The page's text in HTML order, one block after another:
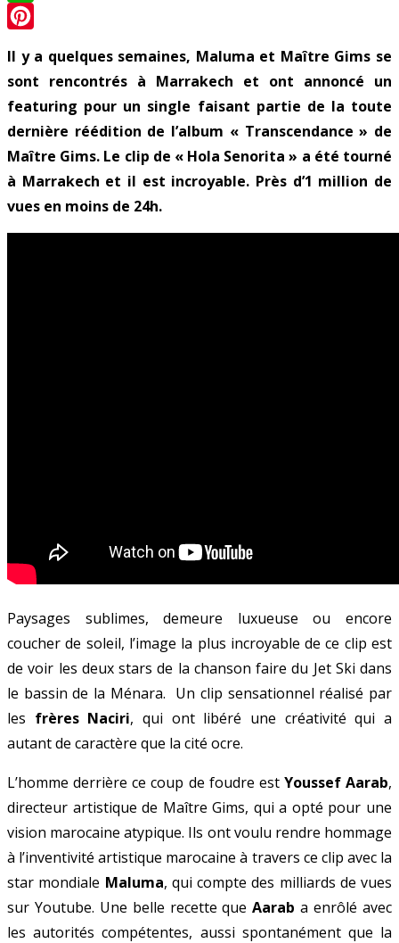
WhatsApp
Il y a quelques semaines, Maluma et Maître Gims se
sont rencontrés à Marrakech et ont annoncé un
featuring pour un single faisant partie de la toute
dernière réédition de l’album « Transcendance » de
Maître Gims. Le clip de « Hola Senorita » a été tourné
à Marrakech et il est incroyable. Près d’1 million de
vues en moins de 24h.
Paysages sublimes, demeure luxueuse ou encore
coucher de soleil, l’image la plus incroyable de ce clip est
de voir les deux stars de la chanson faire du Jet Ski dans
le bassin de la Ménara. Un clip sensationnel réalisé par
les frères Naciri, qui ont libéré une créativité qui a
autant de caractère que la cité ocre.
L’homme derrière ce coup de foudre est Youssef Aarab,
directeur artistique de Maître Gims, qui a opté pour une
vision marocaine atypique. Ils ont voulu rendre hommage
à l’inventivité artistique marocaine à travers ce clip avec la
star mondiale Maluma, qui compte des milliards de vues
sur Youtube. Une belle recette queAarab a enrôlé avec
les autorités compétentes, aussi spontanément que la